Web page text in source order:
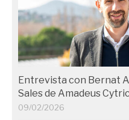
Entrevista con Bernat
Sales de Amadeus
09/02/2026